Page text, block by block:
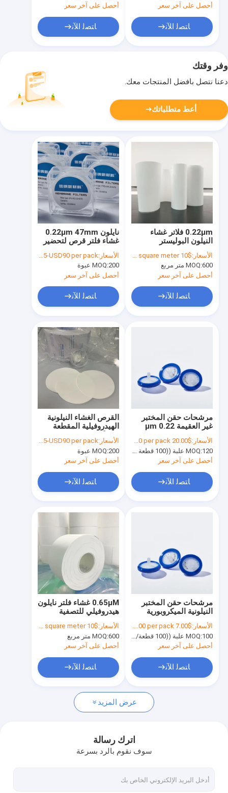
فيديوهات
معلومات عنا
جولة في المعمل
رقابة جودة
اتصل بنا
اطلب اقتباس
مرشح قرص الغشاء
غشاء PES
أحصل على آخر سعر
ﺎﺘﺼﻟ ﺍﻶﻧ
أحصل على آخر سعر
ﺎﺘﺼﻟ ﺍﻶﻧ
وفر وقتك
دعنا نتصل بأفضل المنتجات معك.
أعط متطلباتك
نايلون 0.22μm 47mm
غشاء فلتر قرص لتحضير
الكروماتوجرافية
الأسعار:USD5-USD90 per pack
MOQ:200 عبوة
أحصل على آخر سعر
ﺎﺘﺼﻟ ﺍﻶﻧ
0.22μm فلاتر غشاء
النيلون البوليستر
الهيدروفيلي المقوى
الأسعار:$10 to $18 per square meter
MOQ:600 متر مربع
أحصل على آخر سعر
ﺎﺘﺼﻟ ﺍﻶﻧ
القرص الغشاء النيلونية
الهيدروفيلية المقطعة
مسبقًا عالية الإنجاز غير
العقيمة
الأسعار:USD5-USD90 per pack
MOQ:200 عبوة
أحصل على آخر سعر
ﺎﺘﺼﻟ ﺍﻶﻧ
مرشحات حقن المختبر
غير العقيمة 0.22 μm
غشاء النيلون
الأسعار:$20.00 to $70 per pack
MOQ:120 علبة ((100 قطعة لكل علبة)
أحصل على آخر سعر
ﺎﺘﺼﻟ ﺍﻶﻧ
0.65μM غشاء فلتر نايلون
هيدروفيلي للتصفية
الطبية السريرية
الأسعار:$10 to $18 per square meter
MOQ:600 متر مربع
أحصل على آخر سعر
ﺎﺘﺼﻟ ﺍﻶﻧ
مرشحات حقن المختبر
النيلونية الميكروبورية
حجم الفتحة φ13mm
الأسعار:$7.00 to $90.00 per pack
MOQ:100 علبة ((100 قطعة/علبة)
أحصل على آخر سعر
ﺎﺘﺼﻟ ﺍﻶﻧ
عرض المزيد
اترك رسالة
سوف نقوم بالرد بسرعة